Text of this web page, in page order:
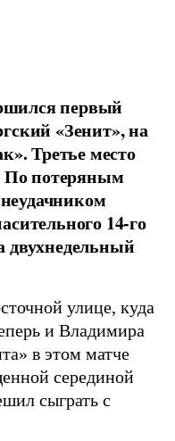
первый
«Зенит», на
Третье место
потеряным
14-го
двухнедельный
улице, куда
и Владимира
в этом матче
серединой
сыграть с